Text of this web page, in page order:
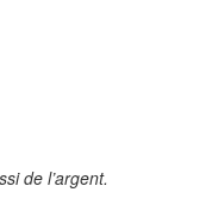
de l’argent.